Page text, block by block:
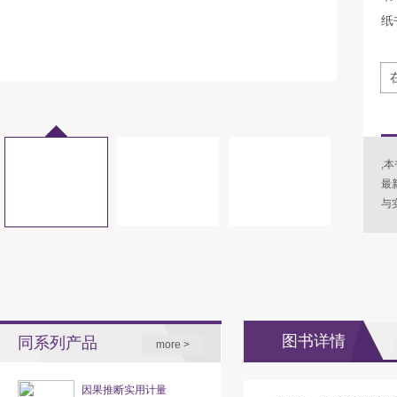
纸
,
最
与
同系列产品 more >
因果推断实用计量
图书详情